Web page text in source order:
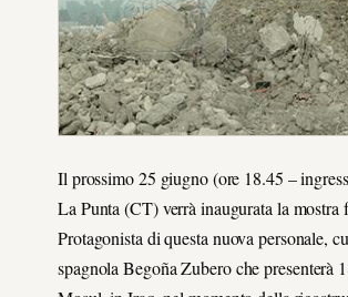
Il prossimo 25 giugno (ore 18.45 –
La Punta (CT) verrà inaugurata la
Protagonista di questa nuova personale,
spagnola Begoña Zubero che presenterà